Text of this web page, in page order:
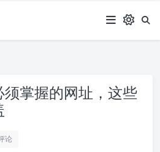
掌握的网址，这些
论